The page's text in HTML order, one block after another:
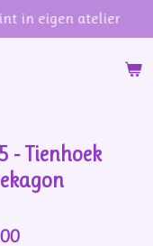
in eigen atelier
- Tienhoek